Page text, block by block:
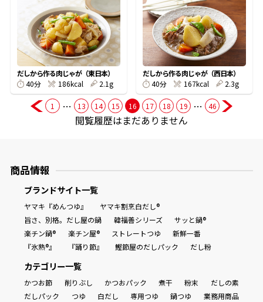
新鮮一番
氷熟®︎
だしパック
だしから作る肉じゃが（東日本）
40分
186kcal 2.1g
だしから作る肉じゃが（西日本）
40分
167kcal 2.3g
1 … 13 14 15 16 17 18 19 … 46
閲覧履歴はまだありません
商品情報
ブランドサイト一覧
ヤマキ『めんつゆ』
ヤマキ割烹白だし®
旨さ、別格。だし屋の鍋
韓福善シリーズ
サッと鍋®
楽チン鍋®
楽チン屋® ストレートつゆ
新鮮一番
『氷熟®』
『踊り節』 鰹節屋のだしパック だし粉
カテゴリー一覧
かつお節 削りぶし かつおパック 煮干 粉末
だしの素
だしパック
つゆ 白だし 専用つゆ 鍋つゆ 業務用商品